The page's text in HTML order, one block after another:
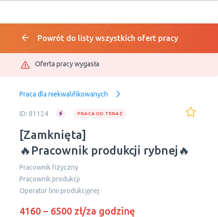
Powrót do listy wszystkich ofert pracy
Oferta pracy wygasła
Praca dla niekwalifikowanych
ID: 81124 PRACA OD TERAZ
[Zamknięta]
🔥Pracownik produkcji rybnej🔥
Pracownik fizyczny
Pracownik produkcji
Оperator linii produkcyjnej
4160 – 6500 zł/za godzinę